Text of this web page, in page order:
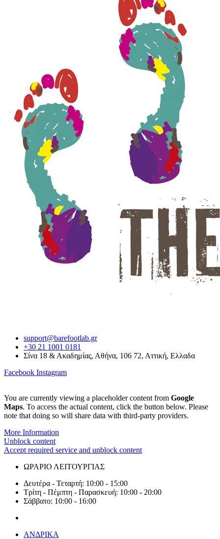
support@barefootlab.gr
+30 21 1001 0181
Σίνα 18 & Ακαδημίας, Αθήνα, 106 72, Αττική, Ελλαδα
Facebook Instagram
You are currently viewing a placeholder content from Google
Maps. To access the actual content, click the button below. Please
note that doing so will share data with third-party providers.
More Information
Unblock content
Accept required service and unblock content
ΩΡΑΡΙΟ ΛΕΙΤΟΥΡΓΙΑΣ
Δευτέρα - Τεταρτή: 10:00 - 15:00
Τρίτη - Πέμπτη - Παρασκευή: 10:00 - 20:00
Σάββατο: 10:00 - 16:00
ΑΝΔΡΙΚΑ